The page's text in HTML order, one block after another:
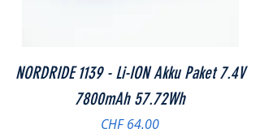
NORDRIDE 1139 - Li-ION Akku Paket 7.4V
7800mAh 57.72Wh
Preis
CHF 64.00